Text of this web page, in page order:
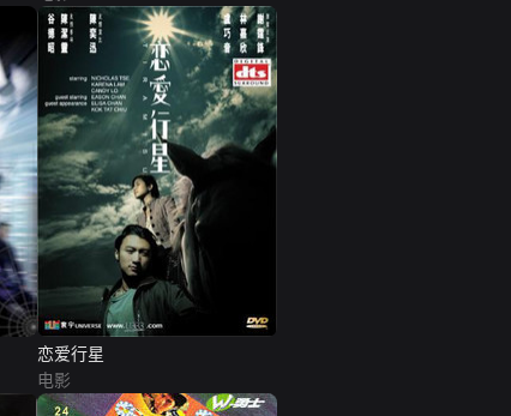
恋爱行星
电影